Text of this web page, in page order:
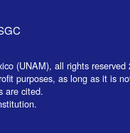
(UNAM), all rights reserved
purposes, as long as it is
are cited.